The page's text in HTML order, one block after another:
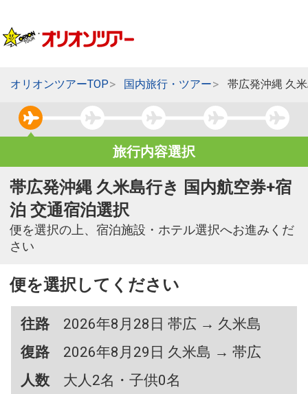
オリオンツアーTOP 国内旅行・ツアー 帯広発沖縄 久
旅行内容選択
帯広発沖縄 久米島行き 国内航空券+宿
泊 交通宿泊選択
便を選択の上、宿泊施設・ホテル選択へお進みくだ
さい
便を選択してください
往路
2026年8月28日 帯広 → 久米島
復路
2026年8月29日 久米島 → 帯広
人数
大人2名・子供0名